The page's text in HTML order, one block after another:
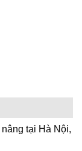
tại Hà Nội,